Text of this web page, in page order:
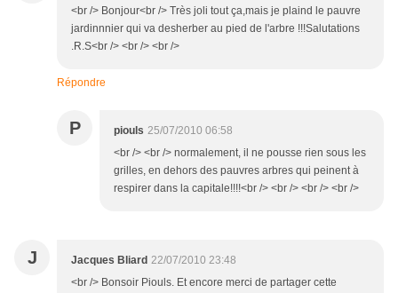
<br /> Bonjour<br /> Très joli tout ça,mais je plaind le pauvre
jardinnnier qui va desherber au pied de l'arbre !!!Salutations
.R.S<br /> <br /> <br />
Répondre
P piouls 25/07/2010 06:58
<br /> <br /> normalement, il ne pousse rien sous les
grilles, en dehors des pauvres arbres qui peinent à
respirer dans la capitale!!!!<br /> <br /> <br /> <br />
J Jacques Bliard 22/07/2010 23:48
<br /> Bonsoir Piouls. Et encore merci de partager cette